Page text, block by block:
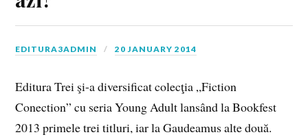
EDITURA3ADMIN 20 JANUARY 2014
Editura Trei şi-a diversificat colecţia „Fiction
Conection” cu seria Young Adult lansând la Bookfest
2013 primele trei titluri, iar la Gaudeamus alte două.